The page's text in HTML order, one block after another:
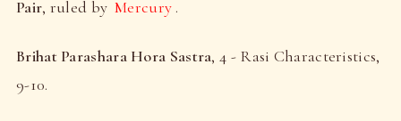
Pair, ruled by Mercury .
Brihat Parashara Hora Sastra, 4 - Rasi Characteristics,
9-10.